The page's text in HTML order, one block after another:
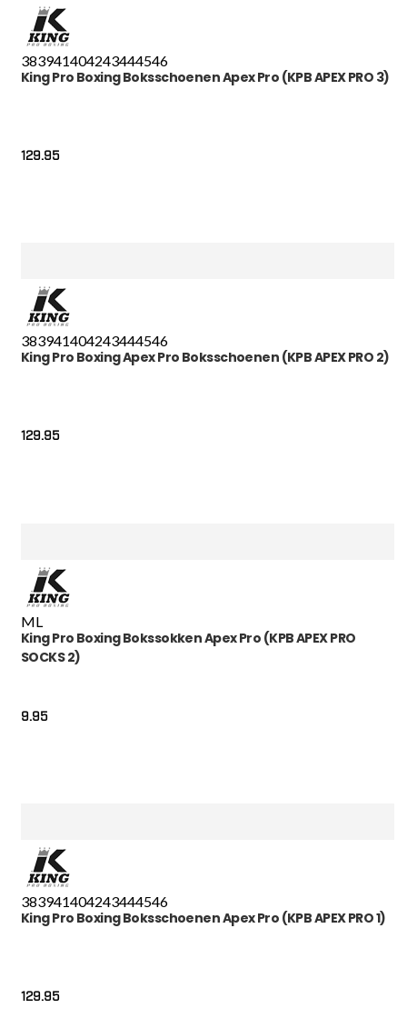
383941404243444546
King Pro Boxing Boksschoenen Apex Pro (KPB APEX PRO 3)
129.95
383941404243444546
King Pro Boxing Apex Pro Boksschoenen (KPB APEX PRO 2)
129.95
ML
King Pro Boxing Bokssokken Apex Pro (KPB APEX PRO
SOCKS 2)
9.95
383941404243444546
King Pro Boxing Boksschoenen Apex Pro (KPB APEX PRO 1)
129.95